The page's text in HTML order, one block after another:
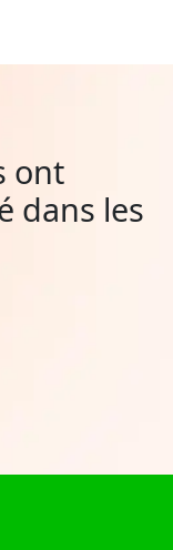
ont
dans les